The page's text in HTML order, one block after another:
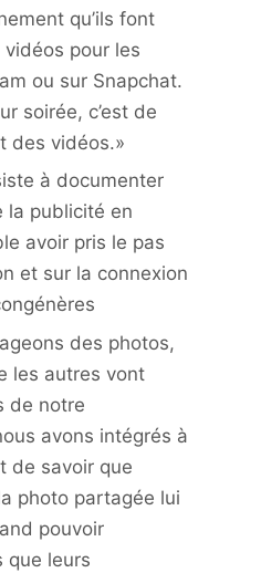
qu’ils font
pour les
ou sur Snapchat.
soirée, c’est de
des vidéos.»
à documenter
la publicité en
avoir pris le pas
et sur la connexion
des photos,
les autres vont
de notre
avons intégrés à
de savoir que
photo partagée lui
pouvoir
que leurs